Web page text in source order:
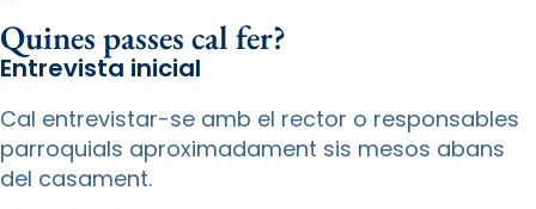
Quines passes cal fer?
Entrevista inicial
Cal entrevistar-se amb el rector o responsables
parroquials aproximadament sis mesos abans
del casament.